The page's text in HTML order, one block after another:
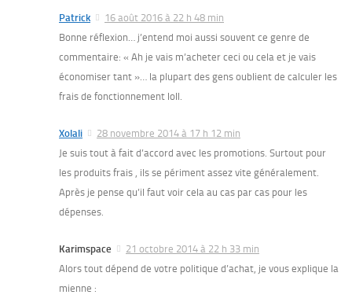
Patrick
16 août 2016 à 22 h 48 min
Bonne réflexion… j’entend moi aussi souvent ce genre de
commentaire: « Ah je vais m’acheter ceci ou cela et je vais
économiser tant »… la plupart des gens oublient de calculer les
frais de fonctionnement loll.
Xolali
28 novembre 2014 à 17 h 12 min
Je suis tout à fait d’accord avec les promotions. Surtout pour
les produits frais , ils se périment assez vite généralement.
Après je pense qu’il faut voir cela au cas par cas pour les
dépenses.
Karimspace
21 octobre 2014 à 22 h 33 min
Alors tout dépend de votre politique d’achat, je vous explique la
mienne :